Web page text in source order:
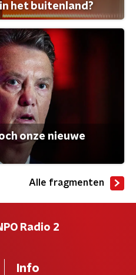
het buitenland?
onze nieuwe
Alle fragmenten
Radio 2
Info